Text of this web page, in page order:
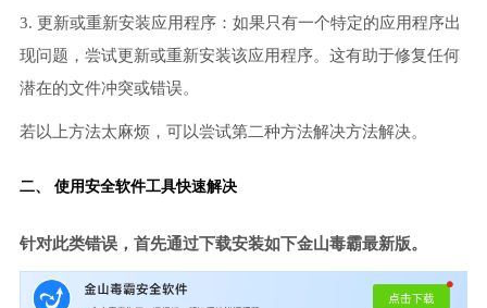
3. 更新或重新安装应用程序：如果只有一个特定的应用程序出
现问题，尝试更新或重新安装该应用程序。这有助于修复任何
潜在的文件冲突或错误。
若以上方法太麻烦，可以尝试第二种方法解决方法解决。
二、 使用安全软件工具快速解决
针对此类错误，首先通过下载安装如下金山毒霸最新版。